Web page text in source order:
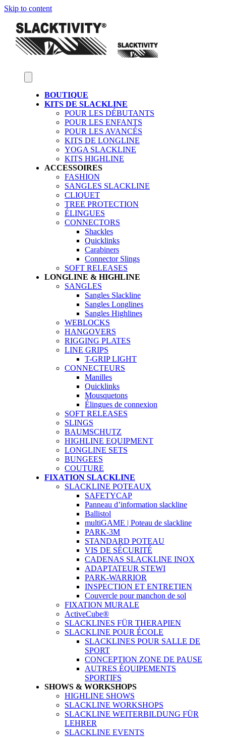
Skip to content
BOUTIQUE
KITS DE SLACKLINE
POUR LES DÉBUTANTS
POUR LES ENFANTS
POUR LES AVANCÉS
KITS DE LONGLINE
YOGA SLACKLINE
KITS HIGHLINE
ACCESSOIRES
FASHION
SANGLES SLACKLINE
CLIQUET
TREE PROTECTION
ÉLINGUES
CONNECTORS
Shackles
Quicklinks
Carabiners
Connector Slings
SOFT RELEASES
LONGLINE & HIGHLINE
SANGLES
Sangles Slackline
Sangles Longlines
Sangles Highlines
WEBLOCKS
HANGOVERS
RIGGING PLATES
LINE GRIPS
T-GRIP LIGHT
CONNECTEURS
Manilles
Quicklinks
Mousquetons
Élingues de connexion
SOFT RELEASES
SLINGS
BAUMSCHUTZ
HIGHLINE EQUIPMENT
LONGLINE SETS
BUNGEES
COUTURE
FIXATION SLACKLINE
SLACKLINE POTEAUX
SAFETYCAP
Panneau d’information slackline
Ballistol
multiGAME | Poteau de slackline
PARK-3M
STANDARD POTEAU
VIS DE SÉCURITÉ
CADENAS SLACKLINE INOX
ADAPTATEUR STEWI
PARK-WARRIOR
INSPECTION ET ENTRETIEN
Couvercle pour manchon de sol
FIXATION MURALE
ActiveCube®
SLACKLINES FÜR THERAPIEN
SLACKLINE POUR ÉCOLE
SLACKLINES POUR SALLE DE
SPORT
CONCEPTION ZONE DE PAUSE
AUTRES ÉQUIPEMENTS
SPORTIFS
SHOWS & WORKSHOPS
HIGHLINE SHOWS
SLACKLINE WORKSHOPS
SLACKLINE WEITERBILDUNG FÜR
LEHRER
SLACKLINE EVENTS